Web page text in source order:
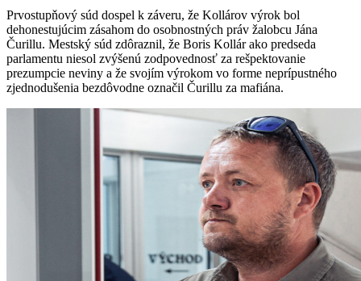
Prvostupňový súd dospel k záveru, že Kollárov výrok bol
dehonestujúcim zásahom do osobnostných práv žalobcu Jána
Čurillu. Mestský súd zdôraznil, že Boris Kollár ako predseda
parlamentu niesol zvýšenú zodpovednosť za rešpektovanie
prezumpcie neviny a že svojím výrokom vo forme neprípustného
zjednodušenia bezdôvodne označil Čurillu za mafiána.